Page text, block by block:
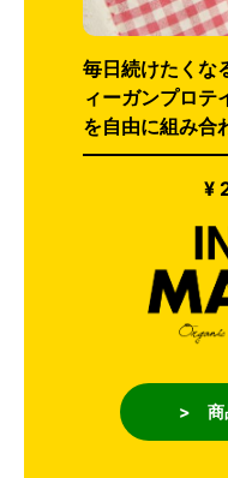
毎日続けたくな
ィーガンプロテ
を自由に組み合
¥
> 商